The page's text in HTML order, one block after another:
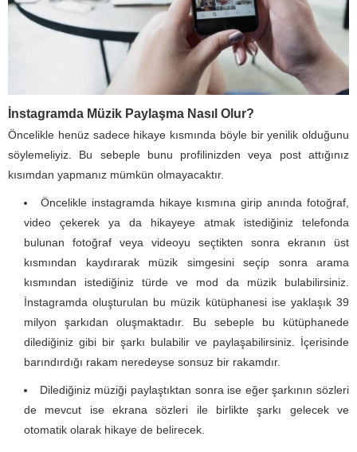
İnstagramda Müzik Paylaşma Nasıl Olur?
Öncelikle henüz sadece hikaye kısmında böyle bir yenilik olduğunu
söylemeliyiz. Bu sebeple bunu profilinizden veya post attığınız
kısımdan yapmanız mümkün olmayacaktır.
Öncelikle instagramda hikaye kısmına girip anında fotoğraf,
video çekerek ya da hikayeye atmak istediğiniz telefonda
bulunan fotoğraf veya videoyu seçtikten sonra ekranın üst
kısmından kaydırarak müzik simgesini seçip sonra arama
kısmından istediğiniz türde ve mod da müzik bulabilirsiniz.
İnstagramda oluşturulan bu müzik kütüphanesi ise yaklaşık 39
milyon şarkıdan oluşmaktadır. Bu sebeple bu kütüphanede
dilediğiniz gibi bir şarkı bulabilir ve paylaşabilirsiniz. İçerisinde
barındırdığı rakam neredeyse sonsuz bir rakamdır.
Dilediğiniz müziği paylaştıktan sonra ise eğer şarkının sözleri
de mevcut ise ekrana sözleri ile birlikte şarkı gelecek ve
otomatik olarak hikaye de belirecek.